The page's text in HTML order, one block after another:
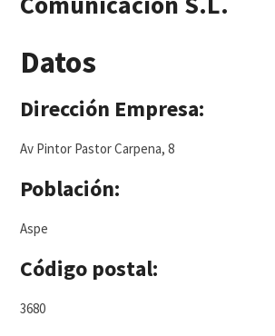
Datos
Dirección Empresa:
Av Pintor Pastor Carpena, 8
Población:
Aspe
Código postal:
3680